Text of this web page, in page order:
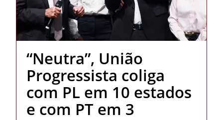
“Neutra”, União
Progressista coliga
com PL em 10 estados
e com PT em 3